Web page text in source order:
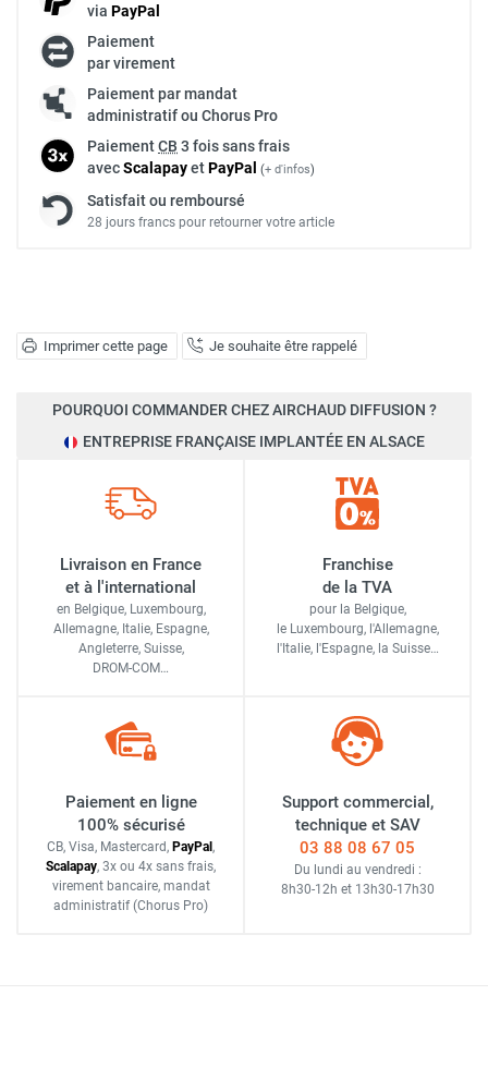
Imprimer cette page Je souhaite être rappelé
via PayPal
Paiement
par virement
Paiement par mandat
administratif ou Chorus Pro
PaiementCB 3 fois sans frais
avecScalapayetPayPal (+ d'infos)
Satisfait ou remboursé
28 jours francs pour retourner votre article
POURQUOI COMMANDER CHEZ AIRCHAUD DIFFUSION ?
ENTREPRISE FRANÇAISE IMPLANTÉE EN ALSACE
Livraison en France
et à l'international
en Belgique, Luxembourg,
Allemagne, Italie, Espagne,
Angleterre, Suisse,
DROM-COM…
Franchise
de la TVA
pour la Belgique,
le Luxembourg, l'Allemagne,
l'Italie, l'Espagne, la Suisse…
Paiement en ligne
100% sécurisé
CB, Visa, Mastercard, PayPal ,
Scalapay, 3x ou 4x sans frais,
virement bancaire, mandat
administratif (Chorus Pro)
Support commercial,
technique et SAV
03 88 08 67 05
Du lundi au vendredi :
8h30-12h et 13h30-17h30